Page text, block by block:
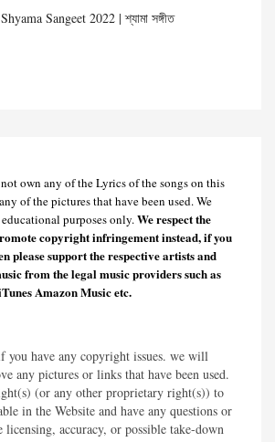
Sangeet 2022 | শ্যামা সঙ্গীত
own any of the Lyrics of the songs on this
of the pictures that have been used. We
purposes only.We respect the
copyright infringement instead, if you
please support the respective artists and
from the legal music providers such as
Amazon Music etc.
you have any copyright issues. we will
any pictures or links that have been used.
(or any other proprietary right(s)) to
in the Website and have any questions or
licensing, accuracy, or possible take-down